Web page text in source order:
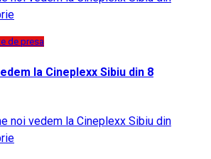
de presa
la Cineplexx Sibiu din 8